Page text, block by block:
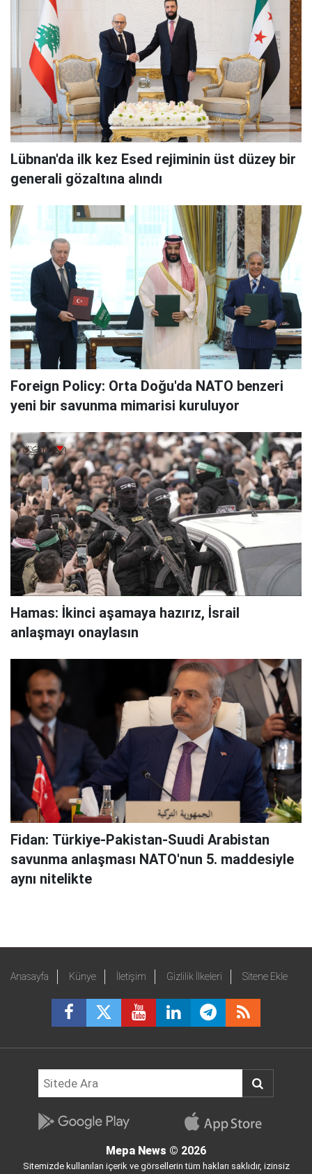
Lübnan'da ilk kez Esed rejiminin üst düzey bir
generali gözaltına alındı
Foreign Policy: Orta Doğu'da NATO benzeri
yeni bir savunma mimarisi kuruluyor
Hamas: İkinci aşamaya hazırız, İsrail
anlaşmayı onaylasın
Fidan: Türkiye-Pakistan-Suudi Arabistan
savunma anlaşması NATO'nun 5. maddesiyle
aynı nitelikte
Anasayfa Künye İletişim Gizlilik İlkeleri Sitene Ekle
Mepa News © 2026
Sitemizde kullanılan içerik ve görsellerin tüm hakları saklıdır, izinsiz